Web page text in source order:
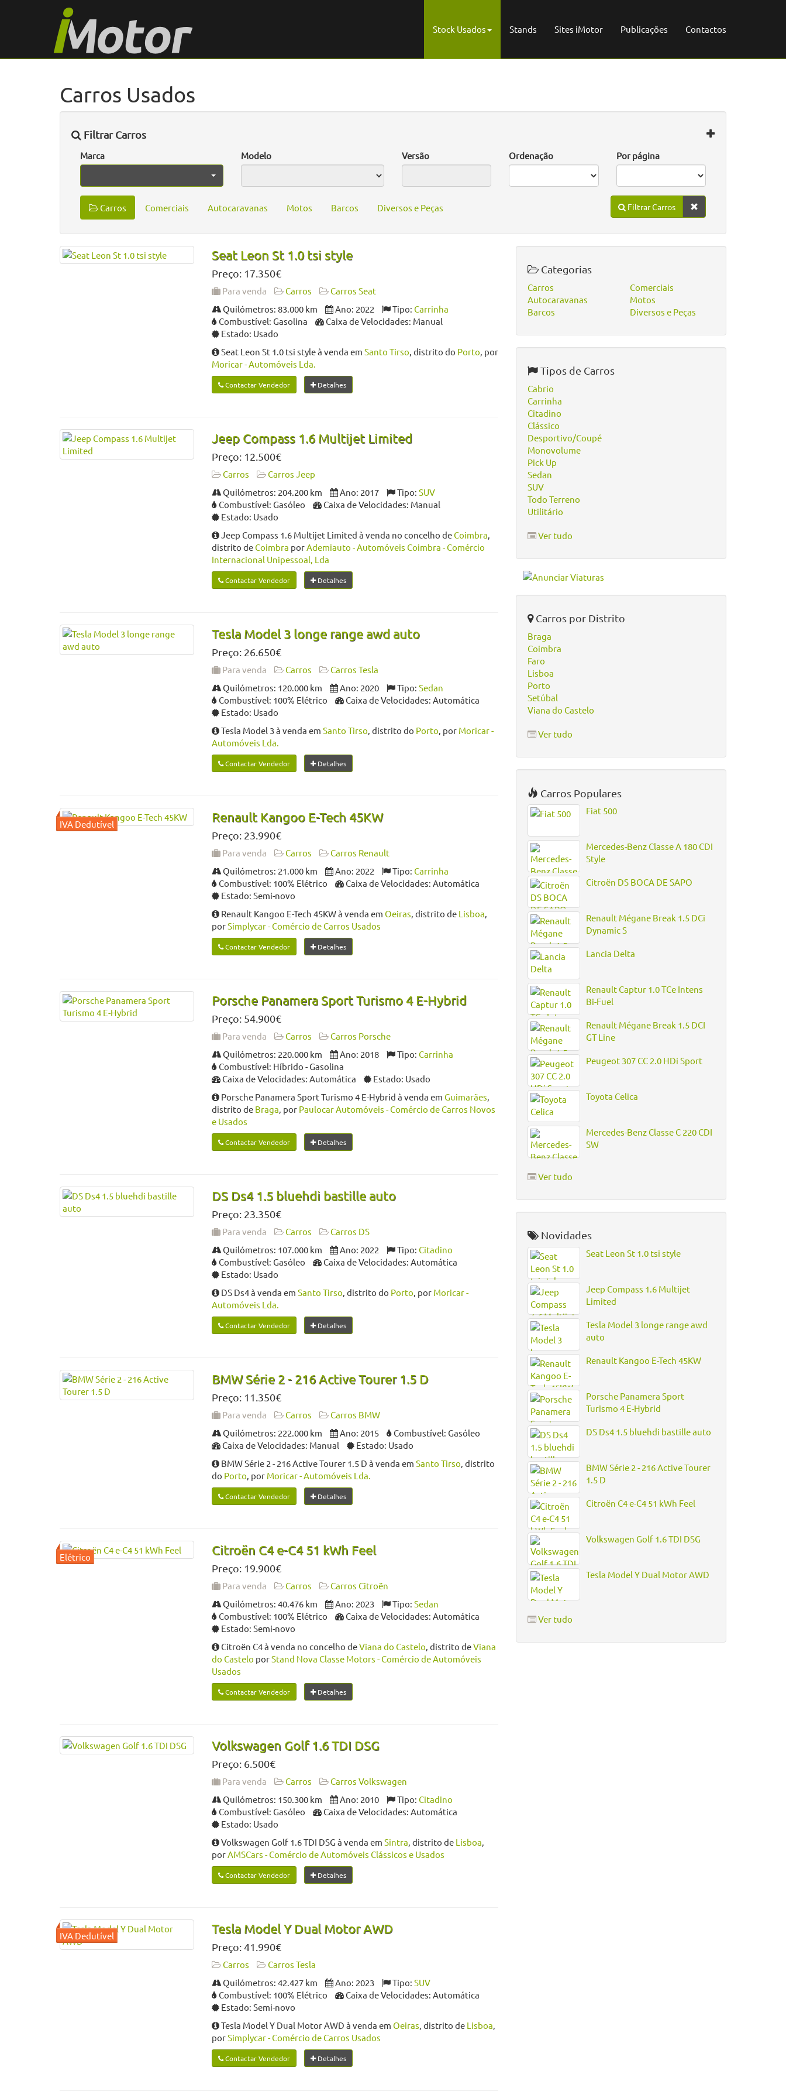
Stock Usados Stands Sites iMotor Publicações Contactos
Carros Usados
Filtrar Carros
Marca Modelo Versão Ordenação Por página
Carros Comerciais Autocaravanas Motos Barcos Diversos e Peças Filtrar Carros
Seat Leon St 1.0 tsi style
Preço: 17.350€
Para venda Carros
Carros Seat
Quilómetros: 83.000 km
Ano: 2022 Tipo: Carrinha
Combustível: Gasolina
Caixa de Velocidades: Manual
Estado: Usado
Seat Leon St 1.0 tsi style à venda em Santo Tirso, distrito do Porto, por
Moricar - Automóveis Lda.
Contactar Vendedor Detalhes
Jeep Compass 1.6 Multijet Limited
Preço: 12.500€
Carros
Carros Jeep
Quilómetros: 204.200 km
Ano: 2017 Tipo: SUV
Combustível: Gasóleo
Caixa de Velocidades: Manual
Estado: Usado
Jeep Compass 1.6 Multijet Limited à venda no concelho deCoimbra,
distrito deCoimbra porAdemiauto - Automóveis Coimbra - Comércio
Internacional Unipessoal, Lda
Contactar Vendedor Detalhes
Tesla Model 3 longe range awd auto
Preço: 26.650€
Para venda Carros
Carros Tesla
Quilómetros: 120.000 km
Ano: 2020 Tipo: Sedan
Combustível: 100% Elétrico
Caixa de Velocidades: Automática
Estado: Usado
Tesla Model 3 à venda em Santo Tirso, distrito do Porto, por Moricar -
Automóveis Lda.
Contactar Vendedor Detalhes
Renault Kangoo E-Tech 45KW
Preço: 23.990€
Para venda Carros
Carros Renault
Quilómetros: 21.000 km
Ano: 2022 Tipo: Carrinha
Combustível: 100% Elétrico
Caixa de Velocidades: Automática
Estado: Semi-novo
Renault Kangoo E-Tech 45KW à venda em Oeiras, distrito de Lisboa,
porSimplycar - Comércio de Carros Usados
Contactar Vendedor Detalhes
Porsche Panamera Sport Turismo 4 E-Hybrid
Preço: 54.900€
Para venda Carros
Carros Porsche
Quilómetros: 220.000 km
Ano: 2018 Tipo: Carrinha
Combustível: Híbrido - Gasolina
Caixa de Velocidades: Automática
Estado: Usado
Porsche Panamera Sport Turismo 4 E-Hybrid à venda em Guimarães,
distrito de Braga, por Paulocar Automóveis - Comércio de Carros Novos
e Usados
Contactar Vendedor Detalhes
DS Ds4 1.5 bluehdi bastille auto
Preço: 23.350€
Para venda Carros
Carros DS
Quilómetros: 107.000 km
Ano: 2022 Tipo: Citadino
Combustível: Gasóleo
Caixa de Velocidades: Automática
Estado: Usado
DS Ds4 à venda em Santo Tirso, distrito do Porto, por Moricar -
Automóveis Lda.
Contactar Vendedor Detalhes
BMW Série 2 - 216 Active Tourer 1.5 D
Preço: 11.350€
Para venda Carros
Carros BMW
Quilómetros: 222.000 km
Ano: 2015
Combustível: Gasóleo
Caixa de Velocidades: Manual
Estado: Usado
BMW Série 2 - 216 Active Tourer 1.5 D à venda em Santo Tirso, distrito
do Porto, por Moricar - Automóveis Lda.
Contactar Vendedor Detalhes
Citroën C4 e-C4 51 kWh Feel
Preço: 19.900€
Para venda Carros
Carros Citroën
Quilómetros: 40.476 km
Ano: 2023 Tipo: Sedan
Combustível: 100% Elétrico
Caixa de Velocidades: Automática
Estado: Semi-novo
Citroën C4 à venda no concelho deViana do Castelo, distrito deViana
do Castelo porStand Nova Classe Motors - Comércio de Automóveis
Usados
Contactar Vendedor Detalhes
Volkswagen Golf 1.6 TDI DSG
Preço: 6.500€
Para venda Carros
Carros Volkswagen
Quilómetros: 150.300 km
Ano: 2010 Tipo: Citadino
Combustível: Gasóleo
Caixa de Velocidades: Automática
Estado: Usado
Volkswagen Golf 1.6 TDI DSG à venda em Sintra, distrito de Lisboa,
porAMSCars - Comércio de Automóveis Clássicos e Usados
Contactar Vendedor Detalhes
Tesla Model Y Dual Motor AWD
Preço: 41.990€
Carros
Carros Tesla
Quilómetros: 42.427 km
Ano: 2023 Tipo: SUV
Combustível: 100% Elétrico
Caixa de Velocidades: Automática
Estado: Semi-novo
Tesla Model Y Dual Motor AWD à venda em Oeiras, distrito de Lisboa,
porSimplycar - Comércio de Carros Usados
Contactar Vendedor Detalhes
Categorias
Carros
Autocaravanas
Barcos
Comerciais
Motos
Diversos e Peças
Tipos de Carros
Cabrio
Carrinha
Citadino
Clássico
Desportivo/Coupé
Monovolume
Pick Up
Sedan
SUV
Todo Terreno
Utilitário
Ver tudo
Carros por Distrito
Braga
Coimbra
Faro
Lisboa
Porto
Setúbal
Viana do Castelo
Ver tudo
Carros Populares
Fiat 500
Mercedes-Benz Classe A 180 CDI
Style
Citroën DS BOCA DE SAPO
Renault Mégane Break 1.5 DCi
Dynamic S
Lancia Delta
Renault Captur 1.0 TCe Intens
Bi-Fuel
Renault Mégane Break 1.5 DCI
GT Line
Peugeot 307 CC 2.0 HDi Sport
Toyota Celica
Mercedes-Benz Classe C 220 CDI
SW
Ver tudo
Novidades
Seat Leon St 1.0 tsi style
Jeep Compass 1.6 Multijet
Limited
Tesla Model 3 longe range awd
auto
Renault Kangoo E-Tech 45KW
Porsche Panamera Sport
Turismo 4 E-Hybrid
DS Ds4 1.5 bluehdi bastille auto
BMW Série 2 - 216 Active Tourer
1.5 D
Citroën C4 e-C4 51 kWh Feel
Volkswagen Golf 1.6 TDI DSG
Tesla Model Y Dual Motor AWD
Ver tudo